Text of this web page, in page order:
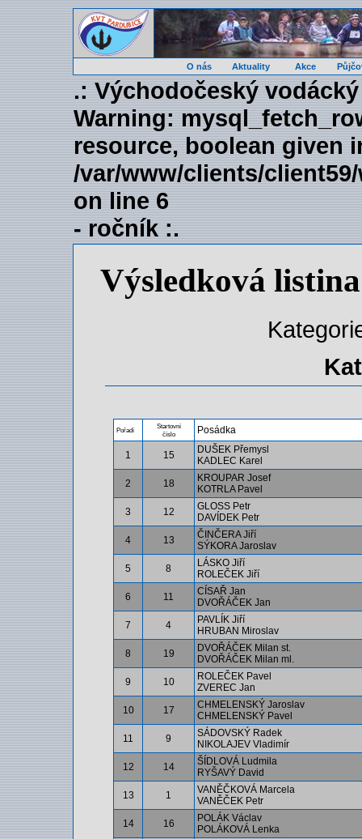
.: Východočeský
Warning:
resource, boolean given
/var/www/clients/
on line6
- ročník :.
Výsledková
Pořadí
Startovní
číslo
Posádka
1 15
DUŠEK Přemysl
KADLEC Karel
2
18
KROUPAR Josef
KOTRLA Pavel
3
12
GLOSS Petr
DAVÍDEK Petr
4
13
ČINČERA Jiří
SÝKORA Jaroslav
5
8
LÁSKO Jiří
ROLEČEK Jiří
6
11
CÍSAŘ Jan
DVOŘÁČEK Jan
7
4
PAVLÍK Jiří
HRUBAN Miroslav
8
19
DVOŘÁČEK Milan st.
DVOŘÁČEK Milan ml.
9
10
ROLEČEK Pavel
ZVEREC Jan
10
17
CHMELENSKÝ Jaroslav
CHMELENSKÝ Pavel
11
9
SÁDOVSKÝ Radek
NIKOLAJEV Vladimír
12
14
ŠÍDLOVÁ Ludmila
RYŠAVÝ David
13
1
VANĚČKOVÁ Marcela
VANĚČEK Petr
14
16
POLÁK Václav
POLÁKOVÁ Lenka
O nás Aktuality Akce